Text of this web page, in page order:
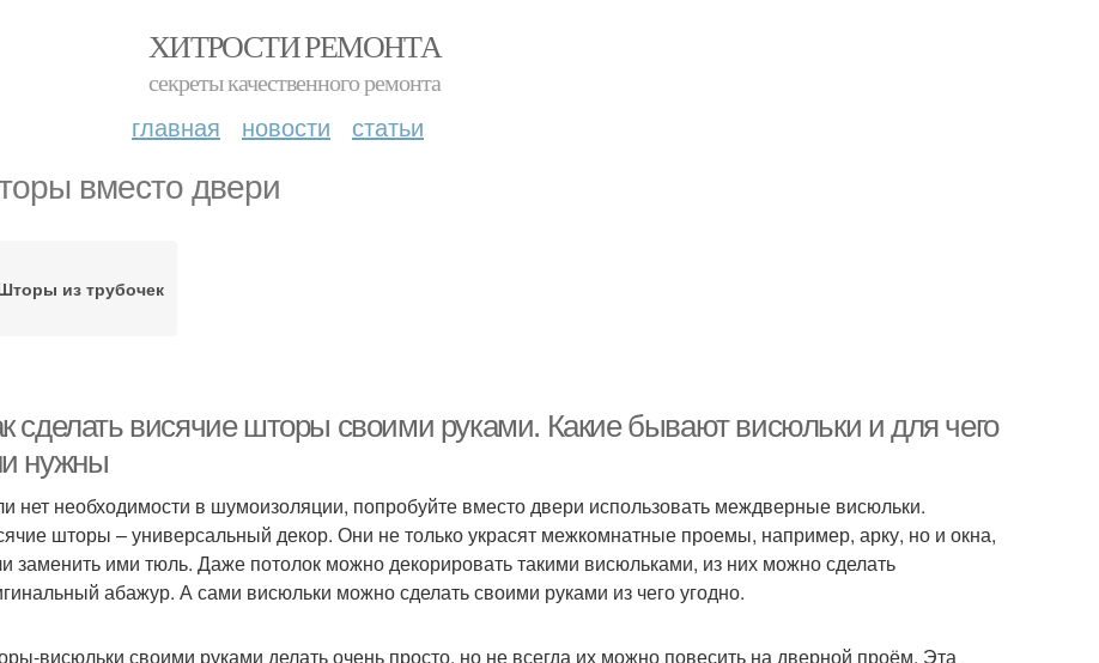
ХИТРОСТИ РЕМОНТА
секреты качественного ремонта
главная новости статьи
вместо двери
из трубочек
сделать висячие шторы своими руками. Какие бывают висюльки и для чего
нужны
нет необходимости в шумоизоляции, попробуйте вместо двери использовать междверные висюльки.
шторы – универсальный декор. Они не только украсят межкомнатные проемы, например, арку, но и окна,
заменить ими тюль. Даже потолок можно декорировать такими висюльками, из них можно сделать
абажур. А сами висюльки можно сделать своими руками из чего угодно.
висюльки своими руками делать очень просто, но не всегда их можно повесить на дверной проём. Эта